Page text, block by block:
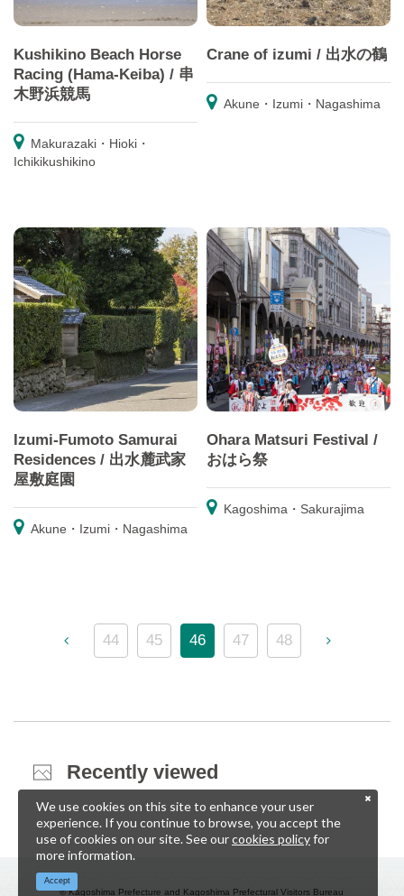
Kushikino Beach Horse
Racing (Hama-Keiba) / 串
木野浜競馬
Makurazaki・Hioki・
Ichikikushikino
Crane of izumi / 出水の鶴
Akune・Izumi・Nagashima
Izumi-Fumoto Samurai
Residences / 出水麓武家
屋敷庭園
Akune・Izumi・Nagashima
Ohara Matsuri Festival /
おはら祭
Kagoshima・Sakurajima
44 45 46 47 48
Recently viewed
© Kagoshima Prefecture and Kagoshima Prefectural Visitors Bureau
We use cookies on this site to enhance your user
experience. If you continue to browse, you accept the
use of cookies on our site. See ourcookies policyfor
more information.
Accept